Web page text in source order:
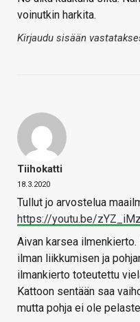
voinutkin harkita.
Kirjaudu sisään
Tiihokatti
18.3.2020
Tullut jo arvostelua
https://youtu.be/
Aivan karsea
ilman liikkumisen ja
ilmankierto toteutettu
Kattoon sentään saa
mutta pohja ei ole